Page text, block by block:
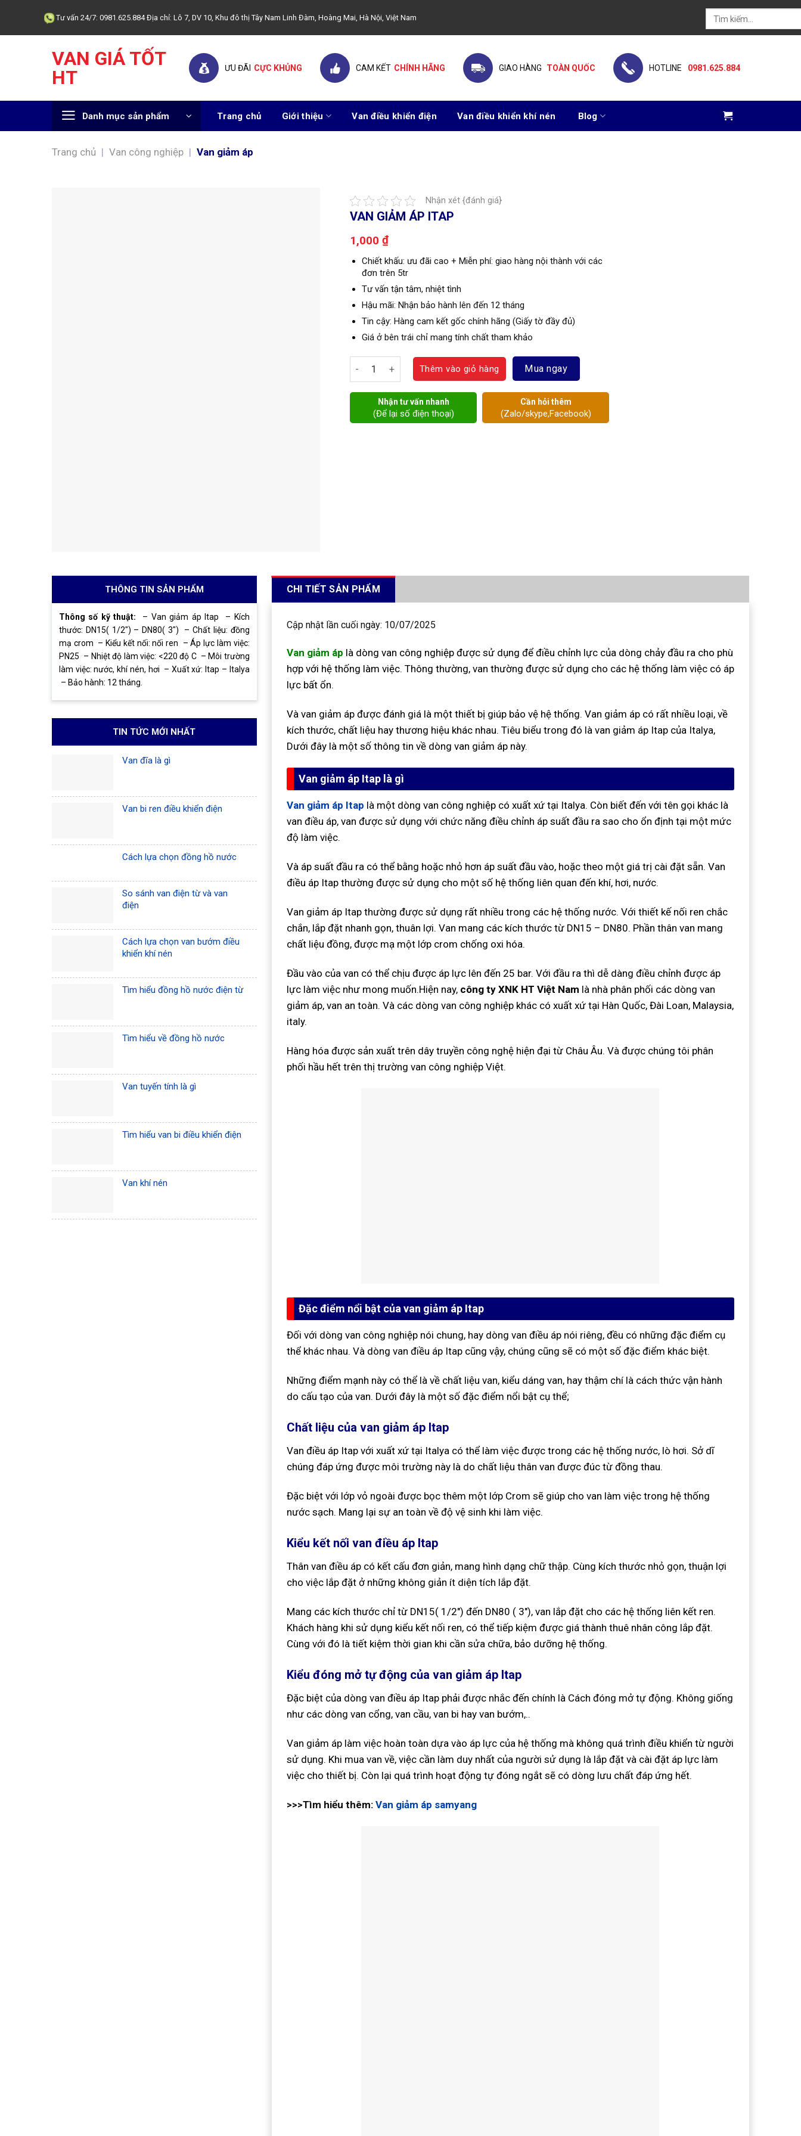
content
Tư vấn 24/7: 0981.625.884 Địa chỉ: Lô 7, DV 10, Khu đô thị Tây Nam Linh Đàm, Hoàng Mai, Hà Nội, Việt Nam
Tìm
kiếm:
VAN GIÁ TỐT
HT
ƯU ĐÃI CỰC KHỦNG CAM KẾT CHÍNH HÃNG GIAO HÀNG TOÀN QUỐC HOTLINE 0981.625.884
Danh mục sản phẩm Trang chủ Giới thiệu Van điều khiển điện Van điều khiển khí nén Blog
Trang chủ | Van công nghiệp | Van giảm áp
Nhận xét {đánh giá}
VAN GIẢM ÁP ITAP
1,000 ₫
Chiết khấu: ưu đãi cao + Miễn phí: giao hàng nội thành với các
đơn trên 5tr
Tư vấn tận tâm, nhiệt tình
Hậu mãi: Nhận bảo hành lên đến 12 tháng
Tin cậy: Hàng cam kết gốc chính hãng (Giấy tờ đầy đủ)
Giá ở bên trái chỉ mang tính chất tham khảo
Van giảm áp Itap số lượng
Thêm vào giỏ hàng Mua ngay
Nhận tư vấn nhanh
(Để lại số điện thoại)
Cần hỏi thêm
(Zalo/skype,Facebook)
THÔNG TIN SẢN PHẨM
Thông số kỹ thuật: – Van giảm áp Itap
– Kích
thước: DN15( 1/2″) – DN80( 3″)
– Chất liệu: đồng
mạ crom – Kiểu kết nối: nối ren
– Áp lực làm việc:
PN25 – Nhiệt độ làm việc: <220 độ C – Môi trường
làm việc: nước, khí nén, hơi – Xuất xứ: Itap – Italya
– Bảo hành: 12 tháng.
TIN TỨC MỚI NHẤT
Van đĩa là gì
Van bi ren điều khiển điện
Cách lựa chọn đồng hồ nước
So sánh van điện từ và van
điện
Cách lựa chọn van bướm điều
khiển khí nén
Tìm hiểu đồng hồ nước điện từ
Tìm hiểu về đồng hồ nước
Van tuyến tính là gì
Tìm hiểu van bi điều khiển điện
Van khí nén
CHI TIẾT SẢN PHẨM
Cập nhật lần cuối ngày: 10/07/2025
Van giảm áp là dòng van công nghiệp được sử dụng để điều chỉnh lực của dòng chảy đầu ra cho phù
hợp với hệ thống làm việc. Thông thường, van thường được sử dụng cho các hệ thống làm việc có áp
lực bất ổn.
Và van giảm áp được đánh giá là một thiết bị giúp bảo vệ hệ thống. Van giảm áp có rất nhiều loại, về
kích thước, chất liệu hay thương hiệu khác nhau. Tiêu biểu trong đó là van giảm áp Itap của Italya,
Dưới đây là một số thông tin về dòng van giảm áp này.
Van giảm áp Itap là gì
Van giảm áp Itap là một dòng van công nghiệp có xuất xứ tại Italya. Còn biết đến với tên gọi khác là
van điều áp, van được sử dụng với chức năng điều chỉnh áp suất đầu ra sao cho ổn định tại một mức
độ làm việc.
Và áp suất đầu ra có thể bằng hoặc nhỏ hơn áp suất đầu vào, hoặc theo một giá trị cài đặt sẵn. Van
điều áp Itap thường được sử dụng cho một số hệ thống liên quan đến khí, hơi, nước.
Van giảm áp Itap thường được sử dụng rất nhiều trong các hệ thống nước. Với thiết kế nối ren chắc
chắn, lắp đặt nhanh gọn, thuân lợi. Van mang các kích thước từ DN15 – DN80. Phần thân van mang
chất liệu đồng, được mạ một lớp crom chống oxi hóa.
Đầu vào của van có thể chịu được áp lực lên đến 25 bar. Với đầu ra thì dễ dàng điều chỉnh được áp
lực làm việc như mong muốn.Hiện nay, công ty XNK HT Việt Nam là nhà phân phối các dòng van
giảm áp, van an toàn. Và các dòng van công nghiệp khác có xuất xứ tại Hàn Quốc, Đài Loan, Malaysia,
italy.
Hàng hóa được sản xuất trên dây truyền công nghệ hiện đại từ Châu Âu. Và được chúng tôi phân
phối hầu hết trên thị trường van công nghiệp Việt.
Đặc điểm nổi bật của van giảm áp Itap
Đối với dòng van công nghiệp nói chung, hay dòng van điều áp nói riêng, đều có những đặc điểm cụ
thể khác nhau. Và dòng van điều áp Itap cũng vậy, chúng cũng sẽ có một số đặc điểm khác biệt.
Những điểm mạnh này có thể là về chất liệu van, kiểu dáng van, hay thậm chí là cách thức vận hành
do cấu tạo của van. Dưới đây là một số đặc điểm nổi bật cụ thể;
Chất liệu của van giảm áp Itap
Van điều áp Itap với xuất xứ tại Italya có thể làm việc được trong các hệ thống nước, lò hơi. Sở dĩ
chúng đáp ứng được môi trường này là do chất liệu thân van được đúc từ đồng thau.
Đặc biệt với lớp vỏ ngoài được bọc thêm một lớp Crom sẽ giúp cho van làm việc trong hệ thống
nước sạch. Mang lại sự an toàn về độ vệ sinh khi làm việc.
Kiểu kết nối van điều áp Itap
Thân van điều áp có kết cấu đơn giản, mang hình dạng chữ thập. Cùng kích thước nhỏ gọn, thuận lợi
cho việc lắp đặt ở những không giản ít diện tích lắp đặt.
Mang các kích thước chỉ từ DN15( 1/2″) đến DN80 ( 3″), van lắp đặt cho các hệ thống liên kết ren.
Khách hàng khi sử dụng kiểu kết nối ren, có thể tiếp kiệm được giá thành thuê nhân công lắp đặt.
Cùng với đó là tiết kiệm thời gian khi cần sửa chữa, bảo dưỡng hệ thống.
Kiểu đóng mở tự động của van giảm áp Itap
Đặc biệt của dòng van điều áp Itap phải được nhắc đến chính là Cách đóng mở tự động. Không giống
như các dòng van cổng, van cầu, van bi hay van bướm,..
Van giảm áp làm việc hoàn toàn dựa vào áp lực của hệ thống mà không quá trình điều khiển từ người
sử dụng. Khi mua van về, việc cần làm duy nhất của người sử dụng là lắp đặt và cài đặt áp lực làm
việc cho thiết bị. Còn lại quá trình hoạt động tự đóng ngắt sẽ có dòng lưu chất đáp ứng hết.
>>>Tìm hiểu thêm: Van giảm áp samyang